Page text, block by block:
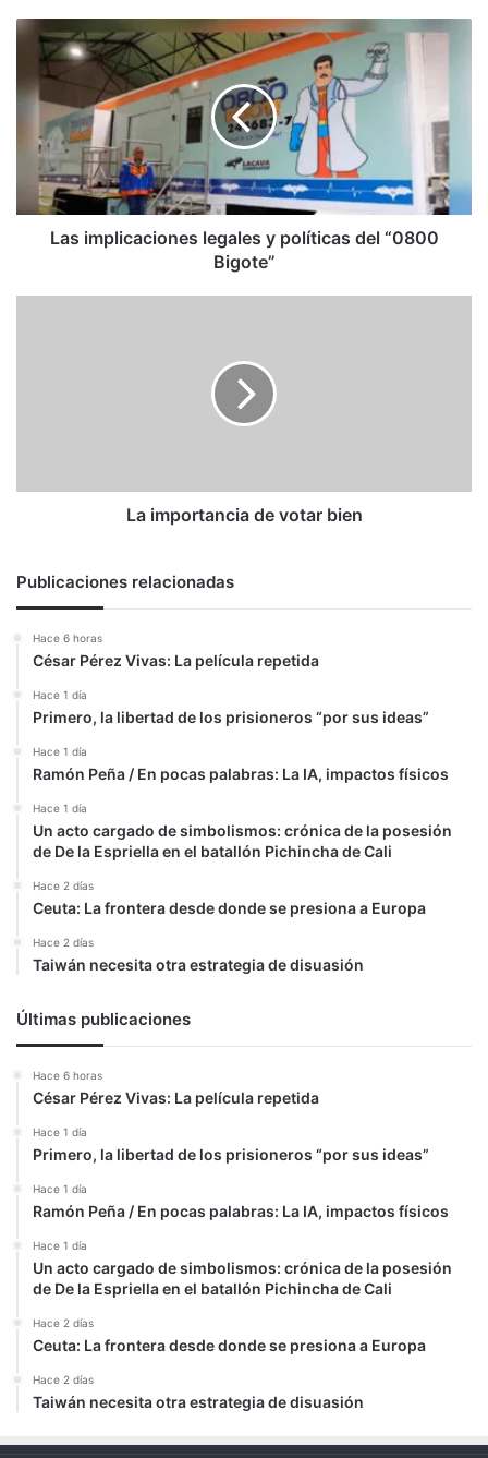
Las
implicaciones
legales
políticas
“0800
Bigote”
Las implicaciones legales y políticas del “0800
Bigote”
La importancia de votar bien
Publicaciones relacionadas
Hace 6 horas
César Pérez Vivas: La película repetida
Hace 1 día
Primero, la libertad de los prisioneros “por sus ideas”
Hace 1 día
Ramón Peña / En pocas palabras: La IA, impactos físicos
Hace 1 día
Un acto cargado de simbolismos: crónica de la posesión
de De la Espriella en el batallón Pichincha de Cali
Hace 2 días
Ceuta: La frontera desde donde se presiona a Europa
Hace 2 días
Taiwán necesita otra estrategia de disuasión
Últimas publicaciones
Hace 6 horas
César Pérez Vivas: La película repetida
Hace 1 día
Primero, la libertad de los prisioneros “por sus ideas”
Hace 1 día
Ramón Peña / En pocas palabras: La IA, impactos físicos
Hace 1 día
Un acto cargado de simbolismos: crónica de la posesión
de De la Espriella en el batallón Pichincha de Cali
Hace 2 días
Ceuta: La frontera desde donde se presiona a Europa
Hace 2 días
Taiwán necesita otra estrategia de disuasión